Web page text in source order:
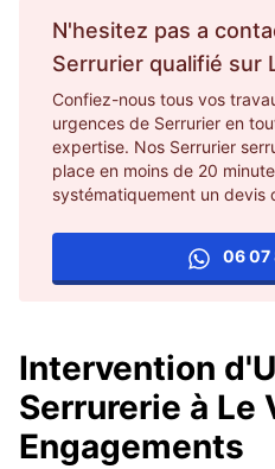
N'hesitez pas a
Serrurier qualifié sur
Confiez-nous tous vos
urgences de Serrurier en
expertise. Nos Serrurier
place en moins de 20
systématiquement un devis
06 07
Intervention
Serrurerie à Le
Engagements